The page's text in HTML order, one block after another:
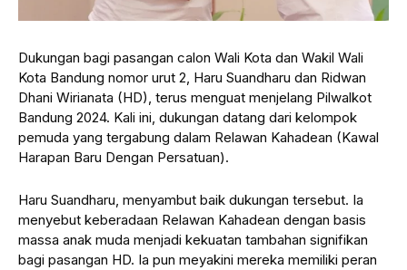
Dukungan bagi pasangan calon Wali Kota dan Wakil Wali
Kota Bandung nomor urut 2, Haru Suandharu dan Ridwan
Dhani Wirianata (HD), terus menguat menjelang Pilwalkot
Bandung 2024. Kali ini, dukungan datang dari kelompok
pemuda yang tergabung dalam Relawan Kahadean (Kawal
Harapan Baru Dengan Persatuan).
Haru Suandharu, menyambut baik dukungan tersebut. Ia
menyebut keberadaan Relawan Kahadean dengan basis
massa anak muda menjadi kekuatan tambahan signifikan
bagi pasangan HD. Ia pun meyakini mereka memiliki peran